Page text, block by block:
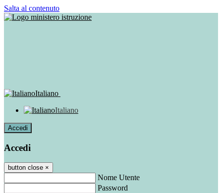
Salta al contenuto
Italiano
Italiano
Accedi
Accedi
button close ×
Nome Utente
Password